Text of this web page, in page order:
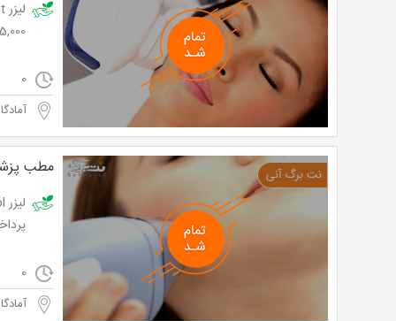
45,000
0
مطب
پرداخت تنها
0